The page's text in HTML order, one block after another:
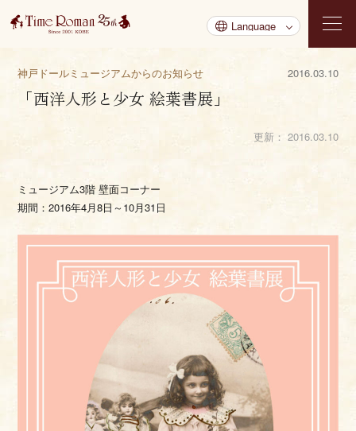
神戸ドールミュージアムからのお知らせ 2016.03.10
「西洋人形と少女 絵葉書展」
更新： 2016.03.10
ミュージアム3階 壁面コーナー
期間：2016年4月8日～10月31日